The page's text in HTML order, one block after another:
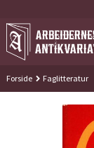
til
innholdet
Forside Faglitteratur